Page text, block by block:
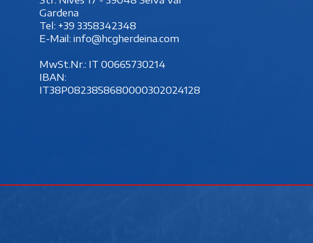
Gardena
Tel: +39 3358342348
E-Mail: info@hcgherdeina.com
MwSt.Nr.: IT 00‍665730214
IBAN:
IT38P0823858680000302024128